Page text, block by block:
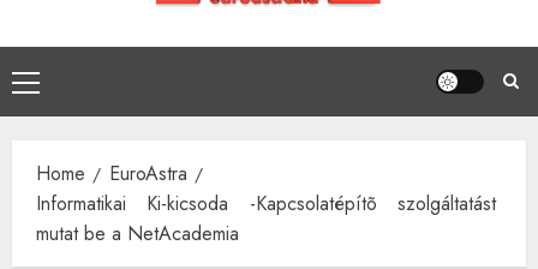
Primary
Menu
Home
EuroAstra
Informatikai Ki-kicsoda -Kapcsolatépítõ szolgáltatást
mutat be a NetAcademia